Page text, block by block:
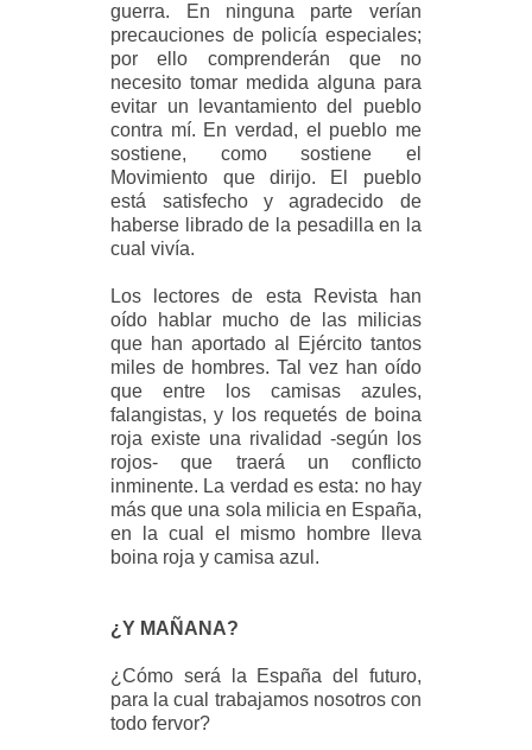
guerra. En ninguna parte verían
precauciones de policía especiales;
por ello comprenderán que no
necesito tomar medida alguna para
evitar un levantamiento del pueblo
contra mí. En verdad, el pueblo me
sostiene, como sostiene el
Movimiento que dirijo. El pueblo
está satisfecho y agradecido de
haberse librado de la pesadilla en la
cual vivía.
Los lectores de esta Revista han
oído hablar mucho de las milicias
que han aportado al Ejército tantos
miles de hombres. Tal vez han oído
que entre los camisas azules,
falangistas, y los requetés de boina
roja existe una rivalidad -según los
rojos- que traerá un conflicto
inminente. La verdad es esta: no hay
más que una sola milicia en España,
en la cual el mismo hombre lleva
boina roja y camisa azul.
¿Y MAÑANA?
¿Cómo será la España del futuro,
para la cual trabajamos nosotros con
todo fervor?